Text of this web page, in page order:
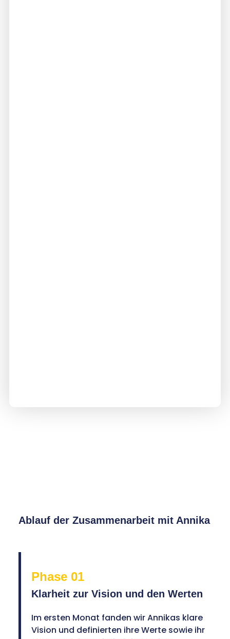
Ablauf der Zusammenarbeit mit Annika
Phase 01
Klarheit zur Vision und den Werten
Im ersten Monat fanden wir Annikas klare
Vision und definierten ihre Werte sowie ihr